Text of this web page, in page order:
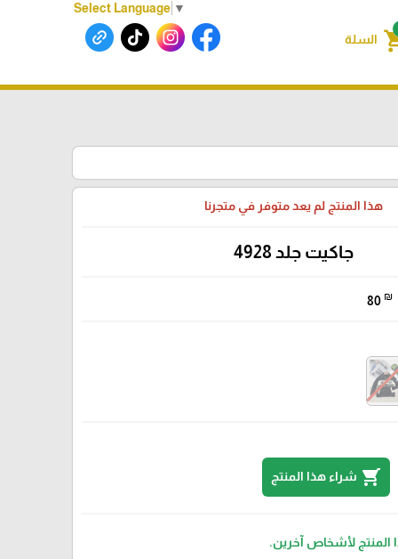
Select Language ▼
السلة
هذا المنتج لم يعد متوفر في متجرنا
جاكيت جلد 4928
80 ₪
shopping_cart شراء هذا المنتج
المنتج لأشخاص آخرين.